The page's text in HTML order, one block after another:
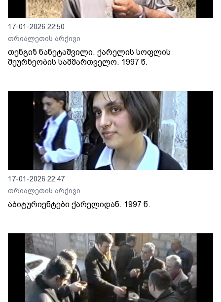
17-01-2026 22:50
თრიალეთის არქივი
თენგიზ ნანეტაშვილი. ქარელის სოფლის
მეურნეობის სამმართველო. 1997 წ.
17-01-2026 22:47
თრიალეთის არქივი
აბიტურიენტები ქარელიდან. 1997 წ.